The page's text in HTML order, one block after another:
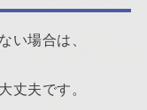
い場合は、
丈夫です。